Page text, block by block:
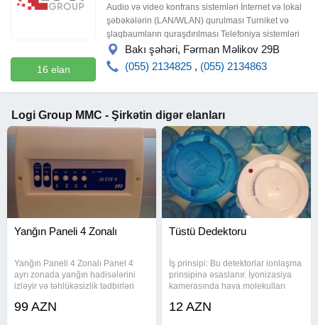
16 elan
Audio və video konfrans sistemləri İnternet və lokal
şəbəkələrin (LAN/WLAN) qurulması Turniket və
şlaqbaumların quraşdırılması Telefoniya sistemləri
Bakı şəhəri, Fərman Məlikov 29B
(055) 2134825 , (055) 2134863
Logi Group MMC - Şirkətin digər elanları
Yanğın Paneli 4 Zonalı
Yanğın Paneli 4 Zonalı Panel 4
ayrı zonada yanğın hadisələrini
izləyir və təhlükəsizlik tədbirləri
detektorlar (istilik, tüstü, qaz)
99 AZN
Tüstü Dedektoru
İş prinsipi: Bu detektorlar ionlaşma
prinsipinə əsaslanır. İyonizasiya
kamerasında hava molekulları
hissəcikləri bu ionlaşdırılmış hava
12 AZN